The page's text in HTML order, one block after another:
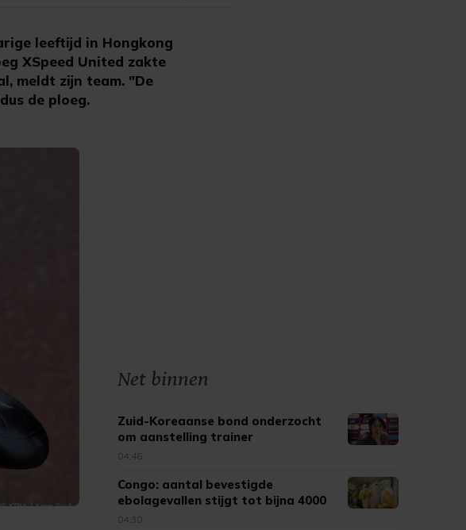
leeftijd in Hongkong
XSpeed United zakte
meldt zijn team. "De
de ploeg.
Net binnen
Zuid-Koreaanse bond onderzocht
om aanstelling trainer
04:46
Congo: aantal bevestigde
ebolagevallen stijgt tot bijna 4000
04:30